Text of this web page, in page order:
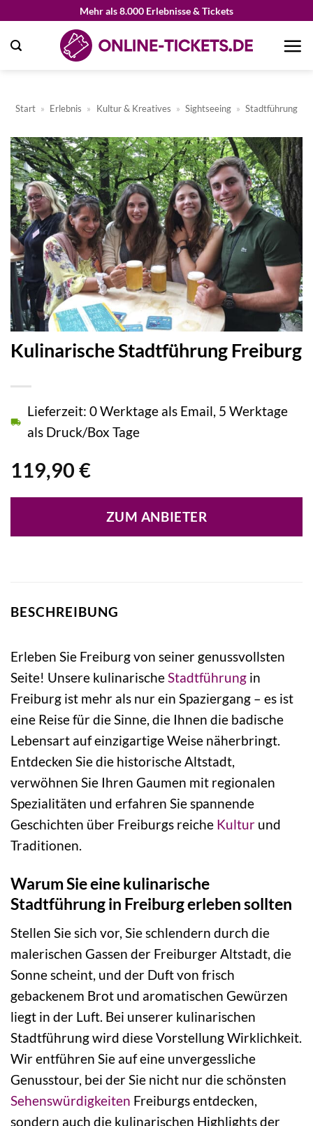
springen
Mehr als 8.000 Erlebnisse & Tickets
Start » Erlebnis » Kultur & Kreatives » Sightseeing » Stadtführung
Kulinarische Stadtführung Freiburg
119,90 €
Lieferzeit: 0 Werktage als Email, 5 Werktage
als Druck/Box Tage
ZUM ANBIETER
BESCHREIBUNG
Erleben Sie Freiburg von seiner genussvollsten
Seite! Unsere kulinarischeStadtführung in
Freiburg ist mehr als nur ein Spaziergang – es ist
eine Reise für die Sinne, die Ihnen die badische
Lebensart auf einzigartige Weise näherbringt.
Entdecken Sie die historische Altstadt,
verwöhnen Sie Ihren Gaumen mit regionalen
Spezialitäten und erfahren Sie spannende
Geschichten über Freiburgs reiche Kultur und
Traditionen.
Warum Sie eine kulinarische
Stadtführung in Freiburg erleben sollten
Stellen Sie sich vor, Sie schlendern durch die
malerischen Gassen der Freiburger Altstadt, die
Sonne scheint, und der Duft von frisch
gebackenem Brot und aromatischen Gewürzen
liegt in der Luft. Bei unserer kulinarischen
Stadtführung wird diese Vorstellung Wirklichkeit.
Wir entführen Sie auf eine unvergessliche
Genusstour, bei der Sie nicht nur die schönsten
Sehenswürdigkeiten Freiburgs entdecken,
sondern auch die kulinarischen Highlights der